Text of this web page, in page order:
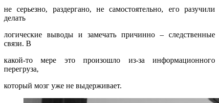
не серьезно, раздергано, не самостоятельно, его разучили
делать
логические выводы и замечать причинно – следственные
связи. В
какой-то мере это произошло из-за информационного
перегруза,
который мозг уже не выдерживает.